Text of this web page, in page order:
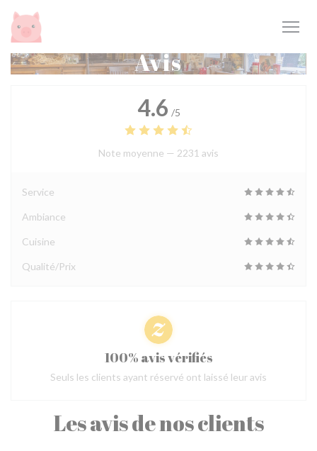
Personnalisation de vos choix en matière de cookies
Avis
Les avis de nos clients
4.6 /5
Note moyenne — 2231 avis
Service
Ambiance
Cuisine
Qualité/Prix
100% avis vérifiés
Seuls les clients ayant réservé ont laissé leur avis